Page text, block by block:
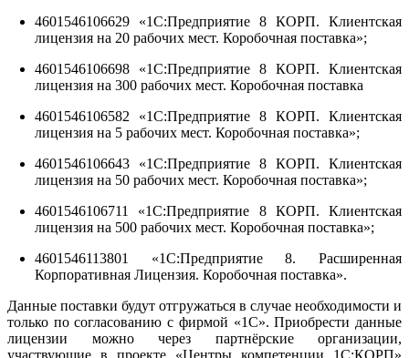
4601546106629 «1С:Предприятие 8 КОРП. Клиентская
лицензия на 20 рабочих мест. Коробочная поставка»;
4601546106698 «1С:Предприятие 8 КОРП. Клиентская
лицензия на 300 рабочих мест. Коробочная поставка
4601546106582 «1С:Предприятие 8 КОРП. Клиентская
лицензия на 5 рабочих мест. Коробочная поставка»;
4601546106643 «1С:Предприятие 8 КОРП. Клиентская
лицензия на 50 рабочих мест. Коробочная поставка»;
4601546106711 «1С:Предприятие 8 КОРП. Клиентская
лицензия на 500 рабочих мест. Коробочная поставка»;
4601546113801 «1С:Предприятие 8. Расширенная
Корпоративная Лицензия. Коробочная поставка».
Данные поставки будут отгружаться в случае необходимости и
только по согласованию с фирмой «1С». Приобрести данные
лицензии можно через партнёрские организации,